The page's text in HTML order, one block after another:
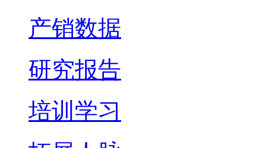
产销数据
研究报告
培训学习